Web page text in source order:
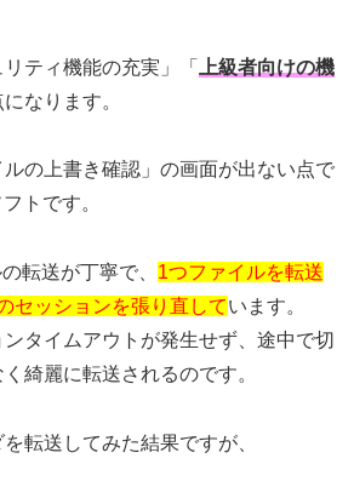
ティ機能の充実」「
上級者向けの機
なります。
の上書き確認」の画面が出ない点で
トです。
転送が丁寧で、 1つファイルを転送
セッションを張り直しています。
タイムアウトが発生せず、途中で切
綺麗に転送されるのです。
転送してみた結果ですが、